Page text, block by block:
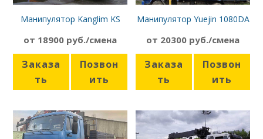
Манипулятор Kanglim KS
от 18900 руб./смена
Заказа
ть
Позвон
ить
Манипулятор Yuejin 1080DA
от 20300 руб./смена
Заказа
ть
Позвон
ить